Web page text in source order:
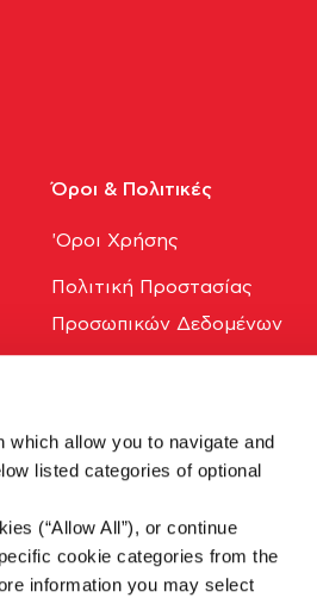
which allow you to navigate and
listed categories of optional
(“Allow All”), or continue
cookie categories from the
information you may select
Όροι & Πολιτικές
'Οροι Χρήσης
Πολιτική Προστασίας
Προσωπικών Δεδομένων